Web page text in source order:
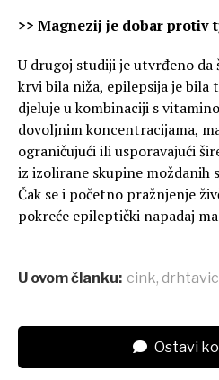
>> Magnezij je dobar protiv
U drugoj studiji je utvrđeno da
krvi bila niža, epilepsija je bila
djeluje u kombinaciji s
dovoljnim koncentracijama,
ograničujući ili usporavajući
iz izolirane skupine moždanih
Čak se i početno pražnjenje
pokreće epileptički napadaj
U ovom članku: cink,
Ostavi